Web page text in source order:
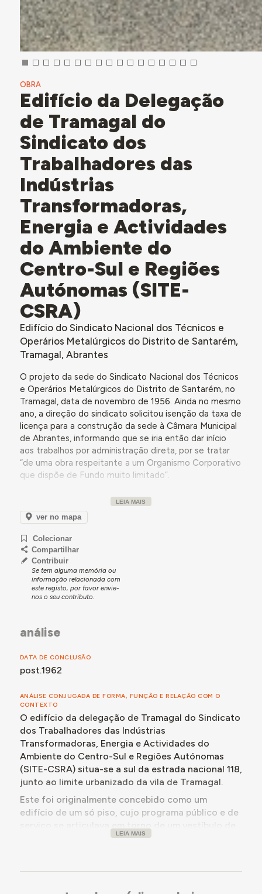
OBRA
Edifício da Delegação
de Tramagal do
Sindicato dos
Trabalhadores das
Indústrias
Transformadoras,
Energia e Actividades
do Ambiente do
Centro-Sul e Regiões
Autónomas (SITE-
CSRA)
Edifício do Sindicato Nacional dos Técnicos e
Operários Metalúrgicos do Distrito de Santarém,
Tramagal, Abrantes
O projeto da sede do Sindicato Nacional dos Técnicos
e Operários Metalúrgicos do Distrito de Santarém, no
Tramagal, data de novembro de 1956. Ainda no mesmo
ano, a direção do sindicato solicitou isenção da taxa de
licença para a construção da sede à Câmara Municipal
de Abrantes, informando que se iria então dar início
aos trabalhos por administração direta, por se tratar
“de uma obra respeitante a um Organismo Corporativo
que dispõe de Fundo muito limitado”.
Sindicato Nacional dos Técnicos e Operários
Metalúrgicos do Distrito de Santarém foi recebendo
Públicas, para a construção da sua sede no Tramagal.
Para mais detalhes, consultar a secção Momentos-
chave, abaixo.
LEIA MAIS
ver no mapa
Colecionar
Compartilhar
Contribuir
Se tem alguma memória ou
informação relacionada com
este registo, por favor envie-
nos o seu contributo.
análise
DATA DE CONCLUSÃO
post.1962
ANÁLISE CONJUGADA DE FORMA, FUNÇÃO E RELAÇÃO COM O
CONTEXTO
O edifício da delegação de Tramagal do Sindicato
dos Trabalhadores das Indústrias
Transformadoras, Energia e Actividades do
Ambiente do Centro-Sul e Regiões Autónomas
(SITE-CSRA) situa-se a sul da estrada nacional 118,
junto ao limite urbanizado da vila de Tramagal.
Este foi originalmente concebido como um
edifício de um só piso, cujo programa público e de
entrada central, dando acesso a um espaço
LEIA MAIS